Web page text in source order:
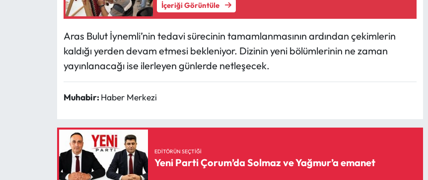
İçeriği Görüntüle
Aras Bulut İynemli’nin tedavi sürecinin tamamlanmasının ardından çekimlerin
kaldığı yerden devam etmesi bekleniyor. Dizinin yeni bölümlerinin ne zaman
yayınlanacağı ise ilerleyen günlerde netleşecek.
Muhabir: Haber Merkezi
EDITÖRÜN SEÇTIĞI
Yeni Parti Çorum’da Solmaz ve Yağmur’a emanet
Yayla Haber
Yemek Tarifleri
Yerel Haberler